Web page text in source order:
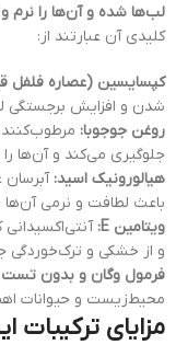
لب‌ها شده و آن‌ها را نرم
کلیدی آن عبارتند از:
کپسایسین (عصاره فلفل
شدن و افزایش
روغن جوجوبا:
جلوگیری می‌کند و آن‌ها را
هیالورونیک اسید:
باعث لطافت و نرمی
ویتامین E:
و از خشکی و ترک‌خوردگی
فرمول وگان و بدون تست
محیط‌زیست و حیوانات
مزایای